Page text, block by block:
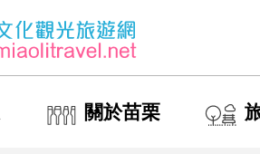
關於苗栗